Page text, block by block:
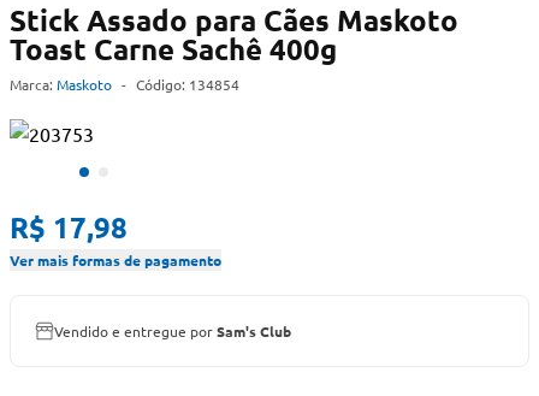
Stick Assado para Cães Maskoto
Toast Carne Sachê 400g
Marca: Maskoto - Código: 134854
R$ 17,98
Ver mais formas de pagamento
Vendido e entregue porSam's Club